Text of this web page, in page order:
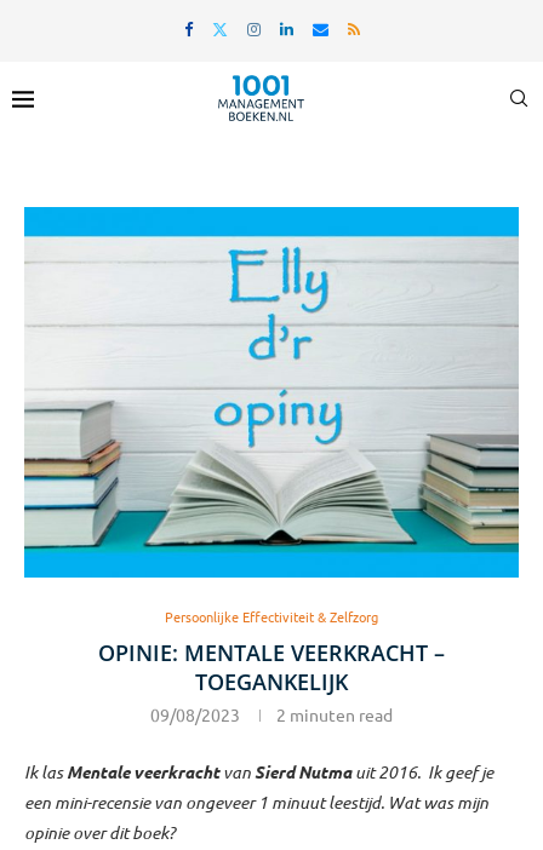
Persoonlijke Effectiviteit & Zelfzorg
OPINIE: MENTALE VEERKRACHT –
TOEGANKELIJK
09/08/2023 2 minuten read
Ik lasMentale veerkrachtvanSierd Nutmauit 2016. Ik geef je
een mini-recensie van ongeveer 1 minuut leestijd. Wat was mijn
opinie over dit boek?